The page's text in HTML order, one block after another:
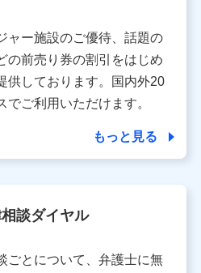
との間で、以下のとおり個
す。
レス、お客さまの識別子、属
ビスのご利用に関する情報。例
号、性別、年齢、家族構成、住
ト利用履歴などが含まれます。
ャー施設のご優待、話題の
の前売り券の割引をはじめ
供しております。国内外20
ご利用いただけます。
もっと見る
談ダイヤル
ごとについて、弁護士に無